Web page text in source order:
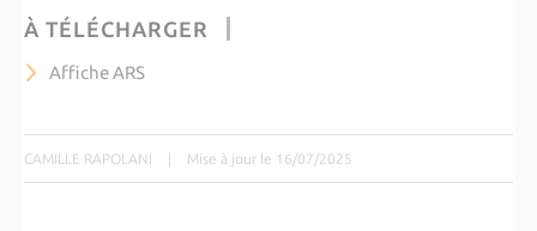
À TÉLÉCHARGER
Affiche ARS
CAMILLE RAPOLANI | Mise à jour le 16/07/2025